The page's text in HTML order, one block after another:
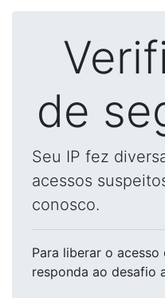
de
Seu IP fez
acessos
conosco.
Para liberar o acesso
responda ao desafio